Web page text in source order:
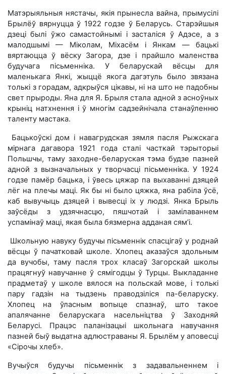
Матэрыяльныя нястачы, якія прынесла вайна, прымусілі
Брылёў вярнуцца ў 1922 годзе ў Беларусь. Старэйшыя
дзеці былі ўжо самастойнымі і засталіся ў Адэсе, а з
малодшымі — Міколам, Міхасём і Янкам — бацькі
вяртаюцца ў вёску Загора, дзе і прайшло маленства
будучага пісьменніка. У беларускай вёсцы для
маленькага Янкі, жыццё якога дагэтуль было звязана
толькі з горадам, адкрыўся цікавы, ні на што не падобны
свет прыроды. Яна для Я. Брыля стала адной з асноўных
крыніц натхнення і ў многім садзейнічала станаўленню
таленту мастака.
Бацькоўскі дом і навагрудская зямля пасля Рыжскага
мірнага дагавора 1921 года сталі часткай тэрыторыі
Польшчы, таму заходне-беларуская тэма будзе пазней
адной з вызначальных у творчасці пісьменніка. У 1924
годзе памёр бацька, і ўвесь цяжар па выхаванні дзяцей
лёг на плечы маці. Як бы ні было цяжка, яна рабіла ўсё,
каб вывучыць дзяцей і вывесці іх у людзі. Янка Брыль
заўсёды з удзячнасцю, пяшчотай і замілаваннем
успамінаў маці, якая была бязмерна адданая сям’і.
Школьную навуку будучы пісьменнік спасцігаў у роднай
вёсцы ў пачатковай школе. Хлопец аказаўся здольным
да вучобы, таму пасля трох класаў Загорскай школы
працягнуў навучанне ў сямігодцы ў Турцы. Выкладанне
прадметаў у школе вялося на польскай мове, і толькі
пару гадзін на тыдзень праводзіліся па-беларуску.
Хлопец на ўласным вопыце спазнаў, што такое
апалячанне беларускага насельніцтва ў Заходняй
Беларусі. Працэс паланізацыі школьнага навучання
пазней быў выдатна адлюстраваны Я. Брылём у аповесці
«Сірочы хлеб».
Вучыўся будучы пісьменнік з задавальненнем і